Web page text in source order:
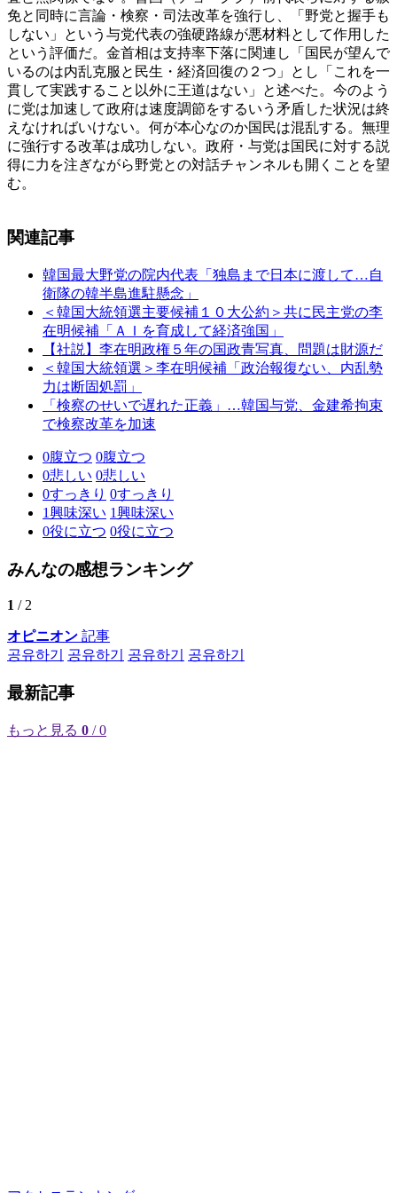
免と同時に言論・検察・司法改革を強行し、「野党と握手も
しない」という与党代表の強硬路線が悪材料として作用した
という評価だ。金首相は支持率下落に関連し「国民が望んで
いるのは内乱克服と民生・経済回復の２つ」とし「これを一
貫して実践すること以外に王道はない」と述べた。今のよう
に党は加速して政府は速度調節をするいう矛盾した状況は終
えなければいけない。何が本心なのか国民は混乱する。無理
に強行する改革は成功しない。政府・与党は国民に対する説
得に力を注ぎながら野党との対話チャンネルも開くことを望
む。
関連記事
韓国最大野党の院内代表「独島まで日本に渡して…自
衛隊の韓半島進駐懸念」
＜韓国大統領選主要候補１０大公約＞共に民主党の李
在明候補「ＡＩを育成して経済強国」
【社説】李在明政権５年の国政青写真、問題は財源だ
＜韓国大統領選＞李在明候補「政治報復ない、内乱勢
力は断固処罰」
「検察のせいで遅れた正義」…韓国与党、金建希拘束
で検察改革を加速
0腹立つ 0腹立つ
0悲しい 0悲しい
0すっきり 0すっきり
1興味深い 1興味深い
0役に立つ 0役に立つ
みんなの感想ランキング
1 / 2
オピニオン 記事
공유하기
공유하기 공유하기 공유하기
最新記事
もっと見る 0 / 0